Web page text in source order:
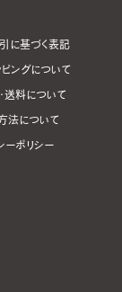
に基づく表記
ピングについて
送料について
法について
ーポリシー